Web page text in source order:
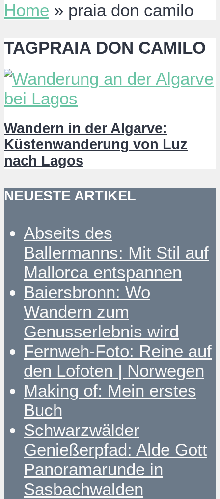
Home » praia don camilo
TAGPRAIA DON CAMILO
Wandern in der Algarve:
Küstenwanderung von Luz
nach Lagos
NEUESTE ARTIKEL
Abseits des
Ballermanns: Mit Stil auf
Mallorca entspannen
Baiersbronn: Wo
Wandern zum
Genusserlebnis wird
Fernweh-Foto: Reine auf
den Lofoten | Norwegen
Making of: Mein erstes
Buch
Schwarzwälder
Genießerpfad: Alde Gott
Panoramarunde in
Sasbachwalden